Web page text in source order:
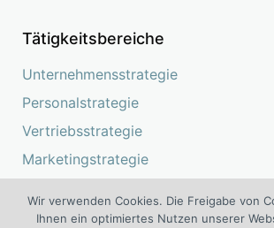
Tätigkeitsbereiche
Unternehmensstrategie
Personalstrategie
Vertriebsstrategie
Marketingstrategie
Einkaufsstrategie
Wir verwenden Cookies. Die Freigabe von
Ihnen ein optimiertes Nutzen unserer